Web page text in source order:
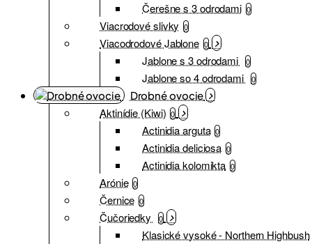
Čerešne s 3 odrodami 0
Viacrodové slivky 0
Viacodrodové Jablone 0
Jablone s 3 odrodami 0
Jablone so 4 odrodami 0
Drobné ovocie
Aktinídie (Kiwi) 0
Actinidia arguta 0
Actinidia deliciosa 0
Actinidia kolomikta 0
Arónie 0
Černice 0
Čučoriedky 0
Klasické vysoké - Northern Highbush